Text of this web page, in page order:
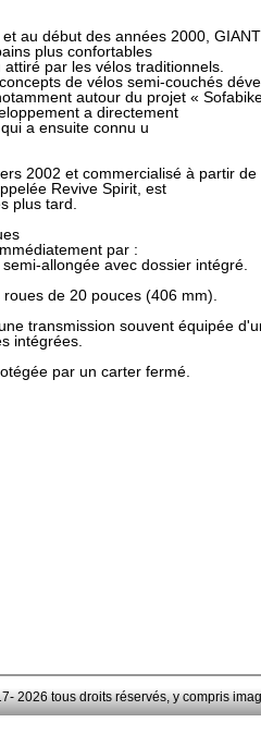
2026 tous droits réservés, y compris
au début des années 2000,
plus confortables
par les vélos traditionnels.
de vélos semi-couchés
autour du projet «
a directement
a ensuite connu u
2002 et commercialisé à partir de
Revive Spirit, est
plus tard.
par :
allongée avec dossier intégré.
de 20 pouces (406 mm).
transmission souvent équipée
intégrées.
par un carter fermé.